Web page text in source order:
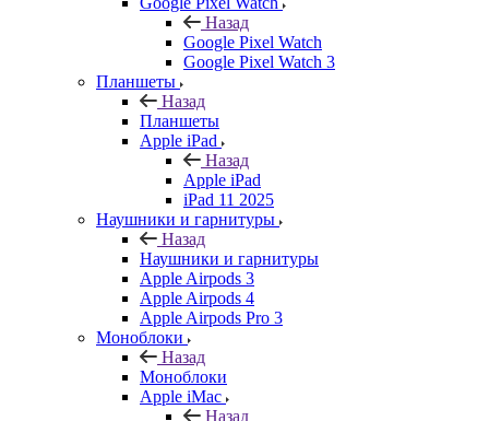
Назад
Google Pixel Watch
Google Pixel Watch 3
Планшеты
Назад
Планшеты
Apple iPad
Назад
Apple iPad
iPad 11 2025
Наушники и гарнитуры
Назад
Наушники и гарнитуры
Apple Airpods 3
Apple Airpods 4
Apple Airpods Pro 3
Моноблоки
Назад
Моноблоки
Apple iMac
Назад